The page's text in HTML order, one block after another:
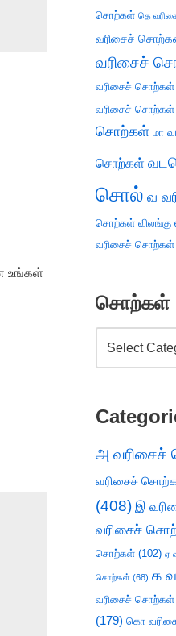
உங்கள்
சொற்கள் தெ
வரிசைச்
வரிசைச்
வரிசைச் சொற்கள்
வரிசைச் சொற்கள்
சொற்கள் மா
சொற்கள்
சொல் வ
சொற்கள் விலங்கு
வரிசைச் சொற்கள்
சொற்கள்
அ
வரிசைச்
(408) இ
வரிசைச்
சொற்கள் (102) ஏ
சொற்கள் (68) க
வரிசைச் சொற்கள்
(179) கொ